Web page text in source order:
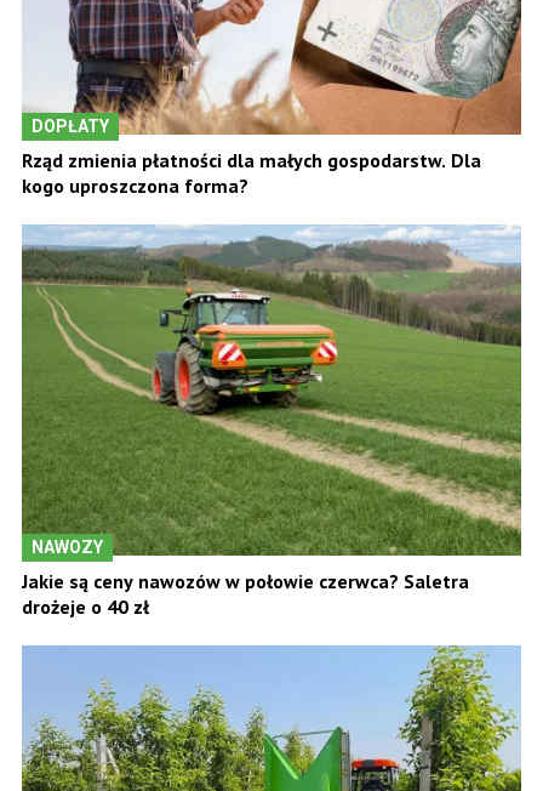
DOPŁATY
Rząd zmienia płatności dla małych gospodarstw. Dla
kogo uproszczona forma?
NAWOZY
Jakie są ceny nawozów w połowie czerwca? Saletra
drożeje o 40 zł